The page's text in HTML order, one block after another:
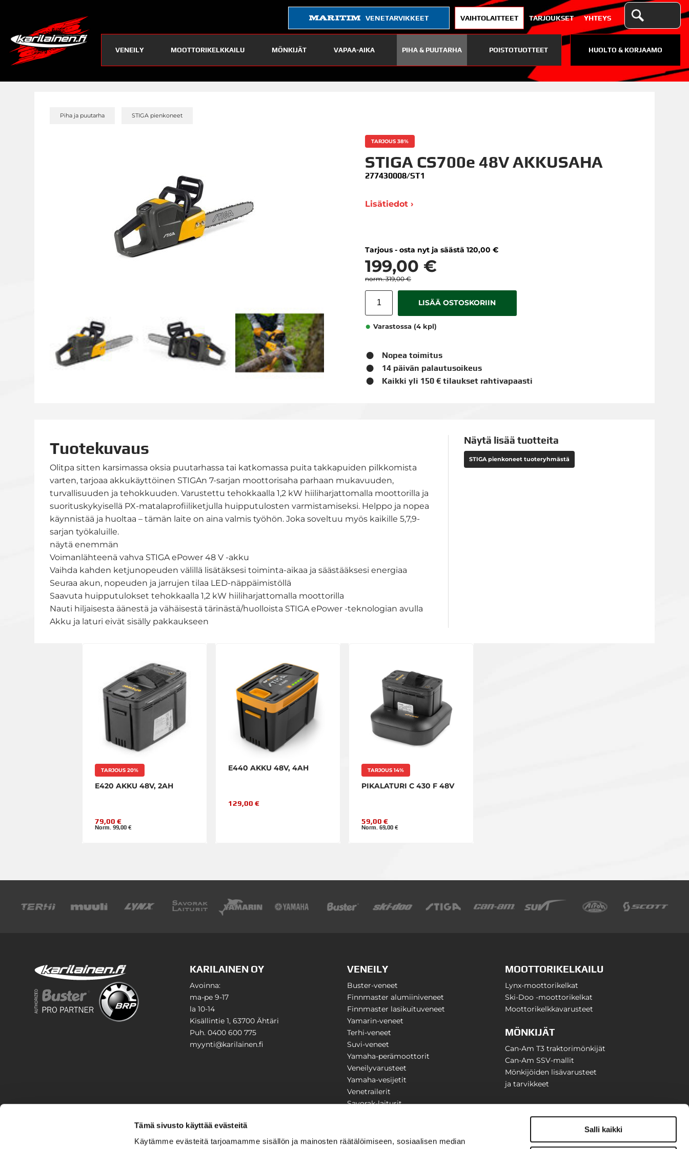
Tämä sivusto käyttää evästeitä
Käytämme evästeitä tarjoamamme sisällön ja mainosten räätälöimiseen, sosiaalisen median
Salli kaikki
VENETARVIKKEET VAIHTOLAITTEET TARJOUKSET YHTEYS
VENEILY MOOTTORIKELKKAILU MÖNKIJÄT VAPAA-AIKA PIHA & PUUTARHA POISTOTUOTTEET HUOLTO & KORJAAMO
Piha ja puutarha STIGA pienkoneet
TARJOUS 38%
STIGA CS700e 48V AKKUSAHA
277430008/ST1
Lisätiedot ›
Tarjous - osta nyt ja säästä 120,00 €
199,00 €
319,00 €
LISÄÄ OSTOSKORIIN
Varastossa (4 kpl)
Nopea toimitus
14 päivän palautusoikeus
Kaikki yli 150 € tilaukset rahtivapaasti
Tuotekuvaus
Olitpa sitten karsimassa oksia puutarhassa tai katkomassa puita takkapuiden pilkkomista
varten, tarjoaa akkukäyttöinen STIGAn 7-sarjan moottorisaha parhaan mukavuuden,
turvallisuuden ja tehokkuuden. Varustettu tehokkaalla 1,2 kW hiiliharjattomalla moottorilla ja
suorituskykyisellä PX-matalaprofiiliketjulla huipputulosten varmistamiseksi. Helppo ja nopea
käynnistää ja huoltaa – tämän laite on aina valmis työhön. Joka soveltuu myös kaikille 5,7,9-
sarjan työkaluille.
näytä enemmän
Voimanlähteenä vahva STIGA ePower 48 V -akku
Vaihda kahden ketjunopeuden välillä lisätäksesi toiminta-aikaa ja säästääksesi energiaa
Seuraa akun, nopeuden ja jarrujen tilaa LED-näppäimistöllä
Saavuta huipputulokset tehokkaalla 1,2 kW hiiliharjattomalla moottorilla
Nauti hiljaisesta äänestä ja vähäisestä tärinästä/huolloista STIGA ePower -teknologian avulla
Akku ja laturi eivät sisälly pakkaukseen
Näytä lisää tuotteita
STIGA pienkoneet tuoteryhmästä
TARJOUS 20%
E420 AKKU 48V, 2AH
79,00 €
Norm. 99,00 €
E440 AKKU 48V, 4AH
129,00 €
TARJOUS 14%
PIKALATURI C 430 F 48V
59,00 €
Norm. 69,00 €
KARILAINEN OY
Avoinna:
ma-pe 9-17
la 10-14
Kisällintie 1, 63700 Ähtäri
Puh. 0400 600 775
myynti@karilainen.fi
VENEILY
Buster-veneet
Finnmaster alumiiniveneet
Finnmaster lasikuituveneet
Yamarin-veneet
Terhi-veneet
Suvi-veneet
Yamaha-perämoottorit
Veneilyvarusteet
Yamaha-vesijetit
Venetrailerit
Savorak-laiturit
MOOTTORIKELKAILU
Lynx-moottorikelkat
Ski-Doo -moottorikelkat
Moottorikelkkavarusteet
MÖNKIJÄT
Can-Am T3 traktorimönkijät
Can-Am SSV-mallit
Mönkijöiden lisävarusteet
ja tarvikkeet
PIHA & PUUTARHA
Stiga
Yritysesittely